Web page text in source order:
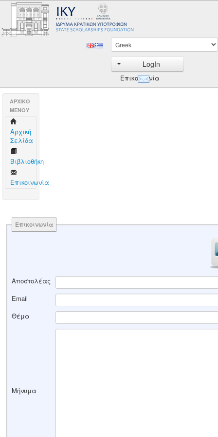
LogIn
Επικοινωνία
AΡΧΙΚΟ
ΜΕΝΟΥ
Aρχική
Σελίδα
Βιβλιοθήκη
Επικοινωνία
Επικοινωνία
Αποστολέας
Email
Θέμα
Μήνυμα